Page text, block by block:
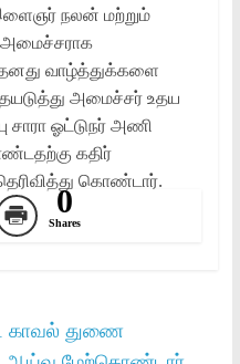
நலன் மற்றும்
அமைச்சராக
வாழ்த்துக்களை
அமைச்சர் உதய
சாரா ஓட்டுநர் அணி
கதிர்
கொண்டார்.
0
Shares
காவல் துணை